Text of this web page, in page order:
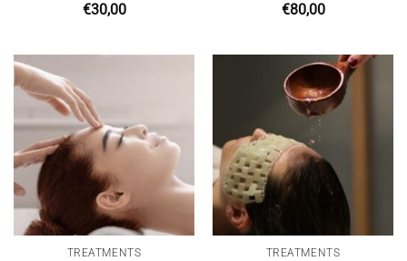
€30,00
€80,00
TREATMENTS TREATMENTS